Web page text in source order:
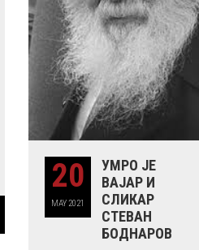
20
MAY 2021
УМРО ЈЕ
ВАЈАР И
СЛИКАР
СТЕВАН
БОДНАРОВ